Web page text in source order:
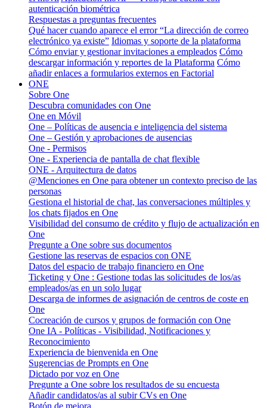
autenticación biométrica
Respuestas a preguntas frecuentes
Qué hacer cuando aparece el error “La dirección de correo
electrónico ya existe” Idiomas y soporte de la plataforma
Cómo enviar y gestionar invitaciones a empleados Cómo
descargar información y reportes de la Plataforma Cómo
añadir enlaces a formularios externos en Factorial
ONE
Sobre One
Descubra comunidades con One
One en Móvil
One – Políticas de ausencia e inteligencia del sistema
One – Gestión y aprobaciones de ausencias
One - Permisos
One - Experiencia de pantalla de chat flexible
ONE - Arquitectura de datos
@Menciones en One para obtener un contexto preciso de las
personas
Gestiona el historial de chat, las conversaciones múltiples y
los chats fijados en One
Visibilidad del consumo de crédito y flujo de actualización en
One
Pregunte a One sobre sus documentos
Gestione las reservas de espacios con ONE
Datos del espacio de trabajo financiero en One
Ticketing y One : Gestione todas las solicitudes de los/as
empleados/as en un solo lugar
Descarga de informes de asignación de centros de coste en
One
Cocreación de cursos y grupos de formación con One
One IA - Políticas - Visibilidad, Notificaciones y
Reconocimiento
Experiencia de bienvenida en One
Sugerencias de Prompts en One
Dictado por voz en One
Pregunte a One sobre los resultados de su encuesta
Añadir candidatos/as al subir CVs en One
Botón de mejora